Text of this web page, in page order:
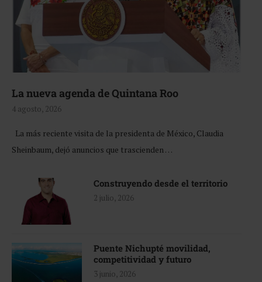
La nueva agenda de Quintana Roo
4 agosto, 2026
La más reciente visita de la presidenta de México, Claudia
Sheinbaum, dejó anuncios que trascienden …
Construyendo desde el territorio
2 julio, 2026
Puente Nichupté movilidad,
competitividad y futuro
3 junio, 2026